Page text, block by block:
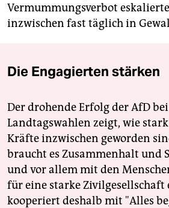
Vermummungsverbot
inzwischen fast täglich in
Die Engagierten stärken
Der drohende Erfolg der AfD
Landtagswahlen zeigt, wie
Kräfte inzwischen geworden
braucht es Zusammenhalt und
und vor allem mit den
für eine starke Zivilgesellschaft
kooperiert deshalb mit "Alles